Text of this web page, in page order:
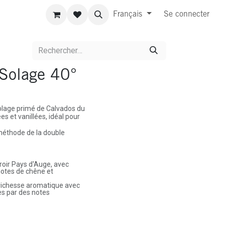
Français Se connecter
40°
primé de Calvados du
et vanillées, idéal pour
de la double
Pays d'Auge, avec
de chêne et
aromatique avec
par des notes